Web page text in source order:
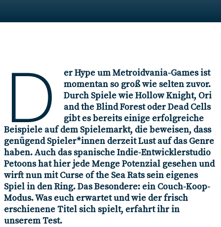
D
er Hype um Metroidvania-Games ist
momentan so groß wie selten zuvor.
Durch Spiele wie Hollow Knight, Ori
and the Blind Forest oder Dead Cells
gibt es bereits einige erfolgreiche
Beispiele auf dem Spielemarkt, die beweisen, dass
genügend Spieler*innen derzeit Lust auf das Genre
haben. Auch das spanische Indie-Entwicklerstudio
Petoons hat hier jede Menge Potenzial gesehen und
wirft nun mit Curse of the Sea Rats sein eigenes
Spiel in den Ring. Das Besondere: ein Couch-Koop-
Modus. Was euch erwartet und wie der frisch
erschienene Titel sich spielt, erfahrt ihr in
unserem Test.